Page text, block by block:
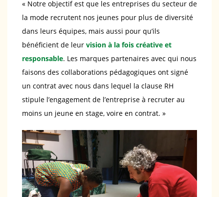
« Notre objectif est que les entreprises du secteur de
la mode recrutent nos jeunes pour plus de diversité
dans leurs équipes, mais aussi pour qu’ils
bénéficient de leur vision à la fois créative et
responsable. Les marques partenaires avec qui nous
faisons des collaborations pédagogiques ont signé
un contrat avec nous dans lequel la clause RH
stipule l’engagement de l’entreprise à recruter au
moins un jeune en stage, voire en contrat. »